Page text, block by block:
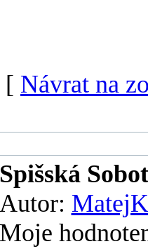
[ Návrat na
Spišská
Autor:
Moje